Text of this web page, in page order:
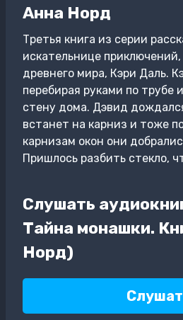
Анна Норд
Третья книга из серии
искательнице
древнего мира, Кэри Даль.
перебирая руками по трубе
стену дома. Дэвид
встанет на карниз и тоже
карнизам окон они
Пришлось разбить стекло,
Слушать
Тайна монашки.
Норд)